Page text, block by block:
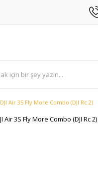
DJI Air 3S Fly More Combo (DJI Rc 2)